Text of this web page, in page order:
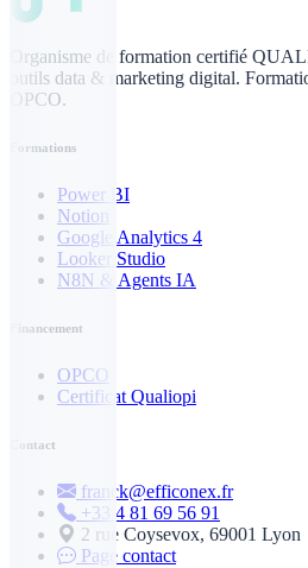
Organisme de formation certifié
outils data & marketing digital.
OPCO.
Formations
Power BI
Notion
Google Analytics 4
Looker Studio
N8N & Agents IA
Financement
OPCO
Certificat Qualiopi
Contact
franck@efficonex.fr
+33 4 81 69 56 91
2 rue Coysevox, 69001 Lyon
Page contact